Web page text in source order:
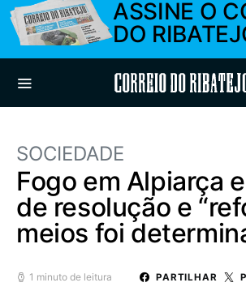
ASSINE O
DO
Correio do
SOCIEDADE
Fogo em Alpiarça
de resolução e
meios foi
1 minuto de leitura PARTILHAR